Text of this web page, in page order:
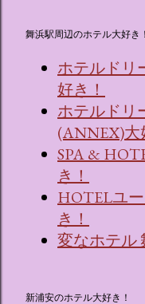
舞浜駅周辺のホテル大好き！
ホテルドリ
好き！
ホテルドリ
(ANNEX)大
SPA &
き！
HOTELユ
き！
変なホテル
新浦安のホテル大好き！